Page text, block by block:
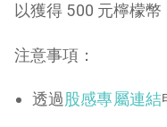
以獲得 500 元檸檬
注意事項：
透過股感專屬連結